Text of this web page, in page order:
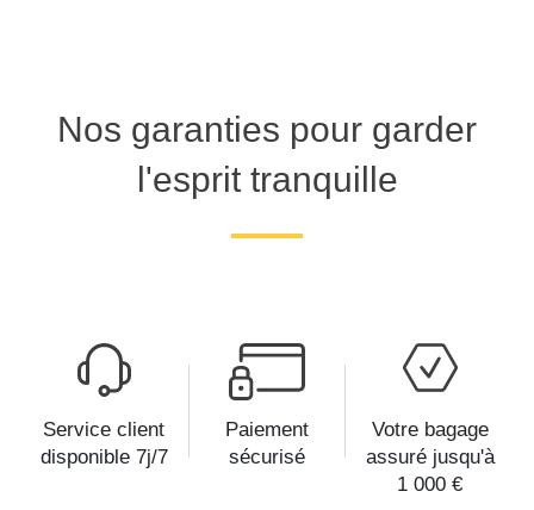
Nos garanties pour garder
l'esprit tranquille
Service client
disponible 7j/7
Paiement
sécurisé
Votre bagage
assuré jusqu'à
1 000 €